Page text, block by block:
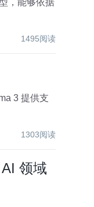
1495阅读
1303阅读
领域